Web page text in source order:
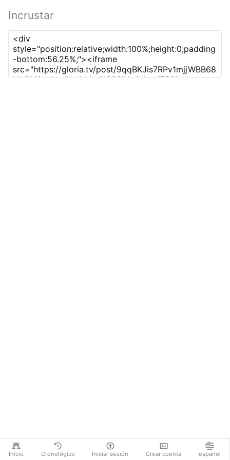
Inicio Cronológico Iniciar sesión Crear cuenta español
Incrustar